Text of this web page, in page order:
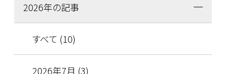
2026年の記事
すべて (10)
2026年7月 (3)